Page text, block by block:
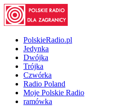
PolskieRadio.pl
Jedynka
Dwójka
Trójka
Czwórka
Radio Poland
Moje Polskie Radio
ramówka